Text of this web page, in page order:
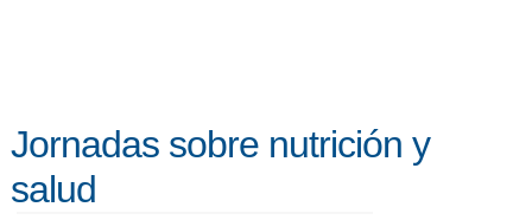
Jornadas sobre nutrición y
salud